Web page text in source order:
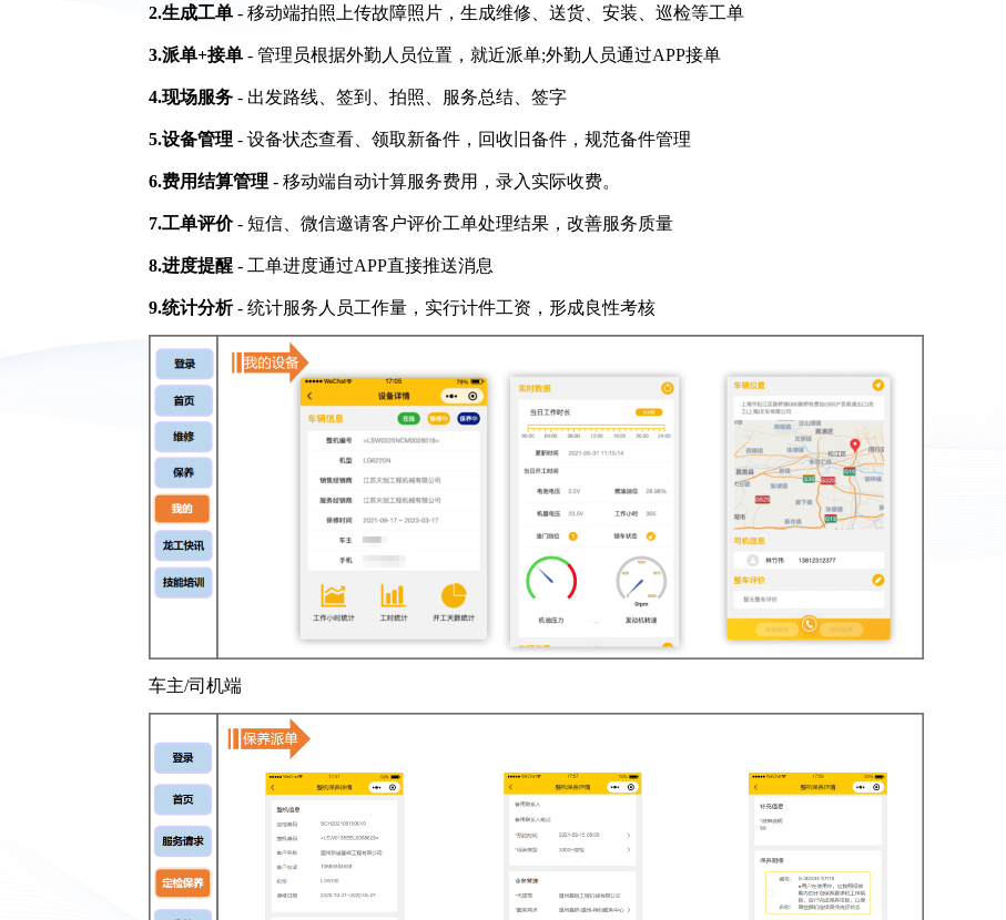
2.生成工单 - 移动端拍照上传故障照片，生成维修、送货、安装、巡检等工单
3.派单+接单- 管理员根据外勤人员位置，就近派单;外勤人员通过APP接单
4.现场服务 - 出发路线、签到、拍照、服务总结、签字
5.设备管理- 设备状态查看、领取新备件，回收旧备件，规范备件管理
6.费用结算管理 - 移动端自动计算服务费用，录入实际收费。
7.工单评价- 短信、微信邀请客户评价工单处理结果，改善服务质量
8.进度提醒 - 工单进度通过APP直接推送消息
9.统计分析- 统计服务人员工作量，实行计件工资，形成良性考核
车主/司机端